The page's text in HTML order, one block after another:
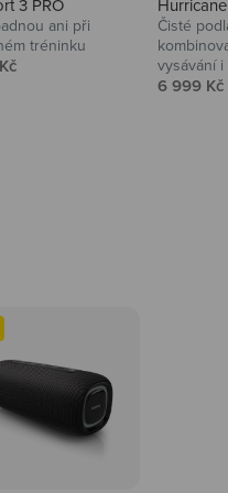
3 PRO
ani při
tréninku
cena
Čisté
vysávání
Prodejní
6 999 Kč